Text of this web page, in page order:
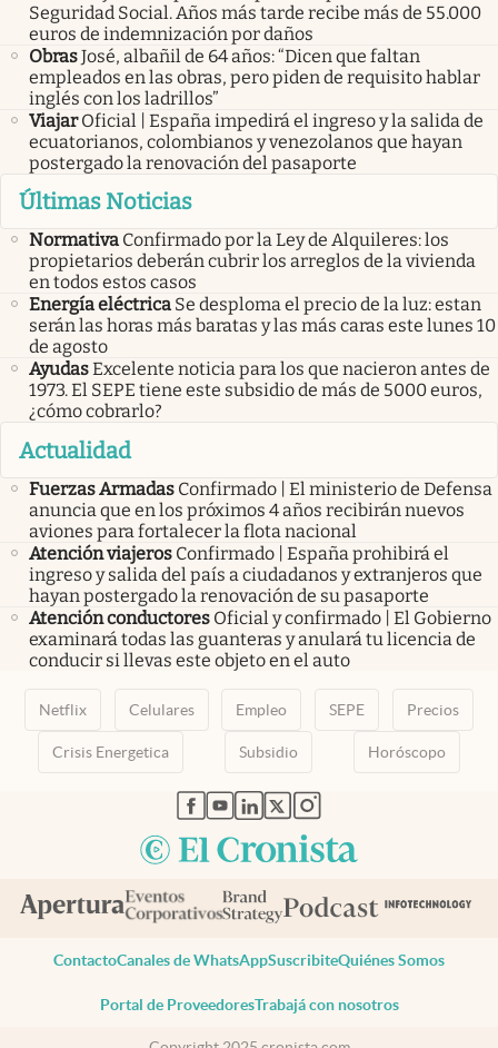
Seguridad Social. Años más tarde recibe más de 55.000
euros de indemnización por daños
ObrasJosé, albañil de 64 años: “Dicen que faltan
empleados en las obras, pero piden de requisito hablar
inglés con los ladrillos”
Viajar Oficial | España impedirá el ingreso y la salida de
ecuatorianos, colombianos y venezolanos que hayan
postergado la renovación del pasaporte
Últimas Noticias
Normativa Confirmado por la Ley de Alquileres: los
propietarios deberán cubrir los arreglos de la vivienda
en todos estos casos
Energía eléctrica Se desploma el precio de la luz: estan
serán las horas más baratas y las más caras este lunes 10
de agosto
AyudasExcelente noticia para los que nacieron antes de
1973. El SEPE tiene este subsidio de más de 5000 euros,
¿cómo cobrarlo?
Actualidad
Fuerzas Armadas Confirmado | El ministerio de Defensa
anuncia que en los próximos 4 años recibirán nuevos
aviones para fortalecer la flota nacional
Atención viajeros Confirmado | España prohibirá el
ingreso y salida del país a ciudadanos y extranjeros que
hayan postergado la renovación de su pasaporte
Atención conductores Oficial y confirmado | El Gobierno
examinará todas las guanteras y anulará tu licencia de
conducir si llevas este objeto en el auto
Netflix Celulares Empleo SEPE Precios
Crisis Energetica Subsidio Horóscopo
abre en nueva pestaña
abre en nueva pestaña
abre en nueva pestaña
abre en nueva pestaña
abre en nueva pestaña
ContactoCanales de WhatsAppSuscribiteQuiénes Somos
Portal de ProveedoresTrabajá con nosotros